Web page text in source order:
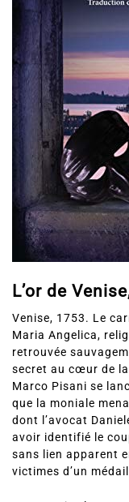
L’or de
Maria Angelica,
retrouvée
secret au cœur de
Marco Pisani se
que la moniale
dont l’avocat
avoir identifié le
sans lien apparent
victimes d’un